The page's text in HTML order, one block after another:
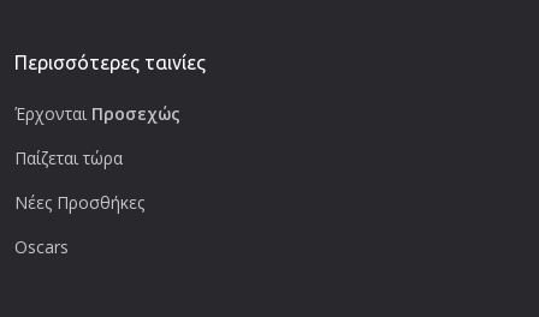
Περισσότερες ταινίες
Έρχονται Προσεχώς
Παίζεται τώρα
Νέες Προσθήκες
Oscars